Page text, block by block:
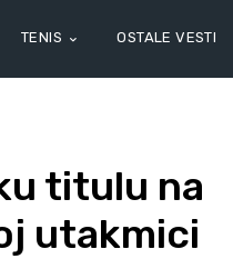
TENIS OSTALE VESTI
titulu na
utakmici